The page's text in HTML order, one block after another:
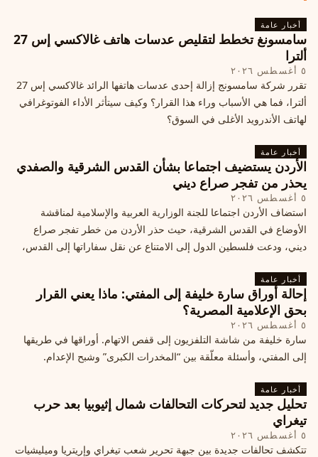
أخبار عامة
سامسونغ تخطط لتقليص عدسات هاتف غالاكسي إس 27
ألترا
٥ أغسطس ٢٠٢٦
تقرر شركة سامسونج إزالة إحدى عدسات هاتفها الرائد غالاكسي إس 27
ألترا، فما هي الأسباب وراء هذا القرار؟ وكيف سيتأثر الأداء الفوتوغرافي
لهاتف الأندرويد الأغلى في السوق؟
أخبار عامة
الأردن يستضيف اجتماعا بشأن القدس الشرقية والصفدي
يحذر من تفجر صراع ديني
٥ أغسطس ٢٠٢٦
استضاف الأردن اجتماعا للجنة الوزارية العربية والإسلامية لمناقشة
الأوضاع في القدس الشرقية، حيث حذر الأردن من خطر تفجر صراع
ديني، ودعت فلسطين الدول إلى الامتناع عن نقل سفاراتها إلى القدس،
أخبار عامة
إحالة أوراق سارة خليفة إلى المفتي: ماذا يعني القرار
بحق الإعلامية المصرية؟
٥ أغسطس ٢٠٢٦
سارة خليفة من شاشة التلفزيون إلى قفص الاتهام. أوراقها في طريقها
إلى المفتي، وأسئلة معلّقة بين “المخدرات الكبرى” وشبح الإعدام.
أخبار عامة
تحليل جديد لتحركات التحالفات شمال إثيوبيا بعد حرب
تيغراي
٥ أغسطس ٢٠٢٦
تتكشف تحالفات جديدة بين جبهة تحرير شعب تيغراي وإريتريا وميليشيات